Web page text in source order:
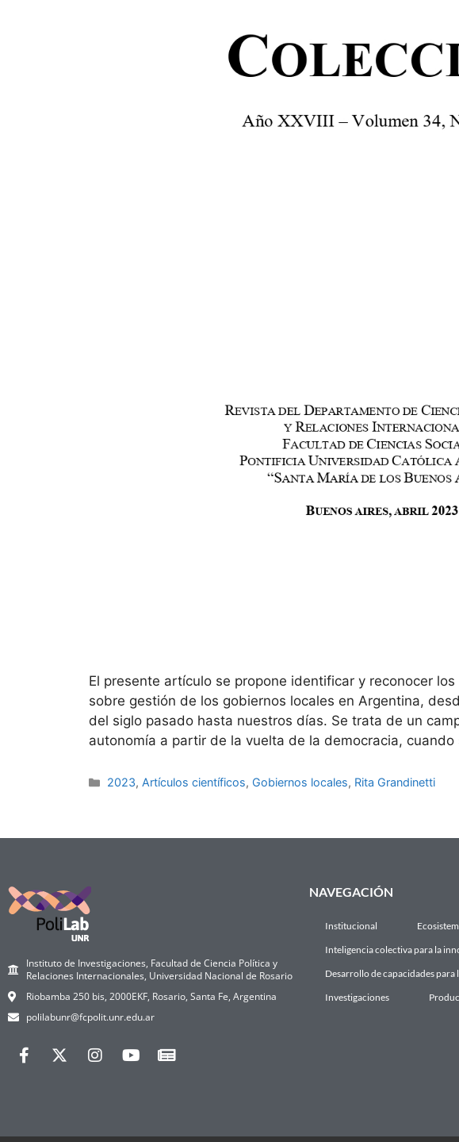
El presente artículo se propone identificar y reconocer
sobre gestión de los gobiernos locales en Argentina,
del siglo pasado hasta nuestros días. Se trata de un
autonomía a partir de la vuelta de la democracia,
2023, Artículos científicos, Gobiernos locales, Rita Grandinetti
Instituto de Investigaciones, Facultad de Ciencia Política y
Relaciones Internacionales, Universidad Nacional de Rosario
Riobamba 250 bis, 2000EKF, Rosario, Santa Fe, Argentina
polilabunr@fcpolit.unr.edu.ar
NAVEGACIÓN
Institucional
Inteligencia colectiva para la
Desarrollo de capacidades
Investigaciones